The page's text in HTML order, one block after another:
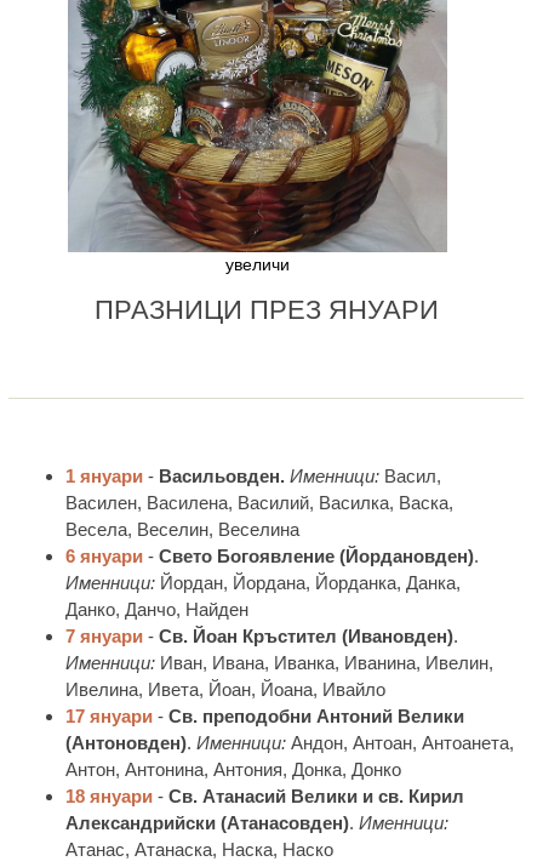
увеличи
ПРАЗНИЦИ ПРЕЗ ЯНУАРИ
1 януари - Васильовден. Именници: Васил,
Василен, Василена, Василий, Василка, Васка,
Весела, Веселин, Веселина
6 януари -Свето Богоявление (Йордановден).
Именници: Йордан, Йордана, Йорданкa, Данка,
Данко, Данчо, Найден
7 януари -Св. Йоан Кръстител (Ивановден).
Именници: Иван, Ивана, Иванкa, Иванинa, Ивелин,
Ивелина, Ивета, Йоан, Йоанa, Ивайло
17 януари -Св. преподобни Антоний Велики
(Антоновден).Именници: Андон, Антоан, Антоанета,
Антон, Антонина, Антония, Донка, Донко
18 януари -Св. Атанасий Велики и св. Кирил
Алексaндрийски (Атанасовден).Именници:
Атанас, Атанаска, Наска, Наско